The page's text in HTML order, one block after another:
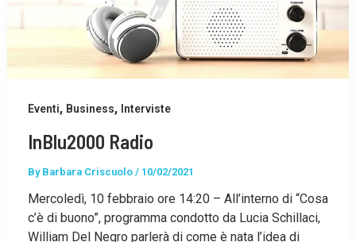
Eventi, Business, Interviste
InBlu2000 Radio
By Barbara Criscuolo / 10/02/2021
Mercoledì, 10 febbraio ore 14:20 – All’interno di “Cosa
c’è di buono”, programma condotto da Lucia Schillaci,
William Del Negro parlerà di come è nata l’idea di